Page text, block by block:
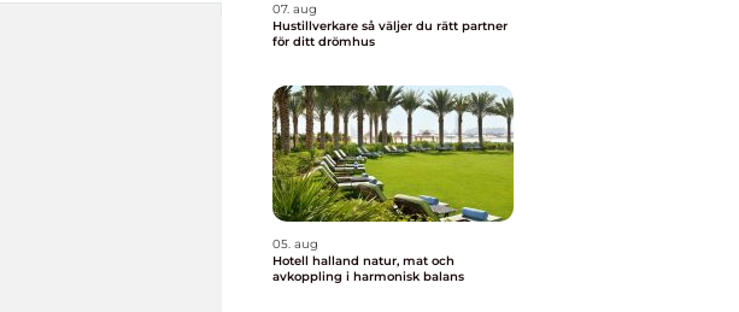
07. aug
Hustillverkare så väljer du rätt partner
för ditt drömhus
05. aug
Hotell halland natur, mat och
avkoppling i harmonisk balans